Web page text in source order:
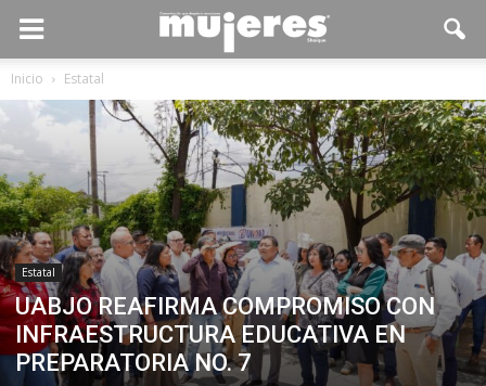
Inicio Estatal
Estatal
UABJO REAFIRMA COMPROMISO CON
INFRAESTRUCTURA EDUCATIVA EN
PREPARATORIA NO. 7